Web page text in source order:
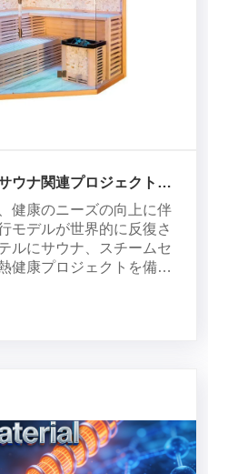
ウナ関連プロジェクトが
に
健康のニーズの向上に伴
モデルが世界的に反復さ
ルにサウナ、スチームセ
健康プロジェクトを備え
と進化し、国境を越えた
須アイテムとなっていま
入率が平均38%上昇してお
にも達しています。